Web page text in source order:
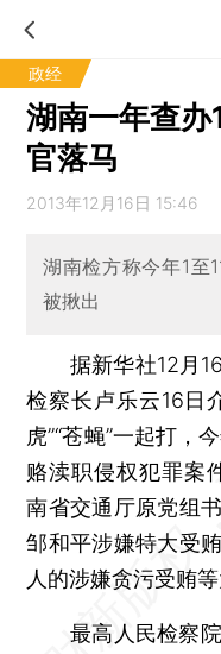
政经
湖南一年查
官落马
2013年12月16日 15:46
湖南检方称今年1至
被揪出
据新华社12月16
检察长卢乐云16日
虎”“苍蝇”一起打，
赂渎职侵权犯罪案
南省交通厅原党组
邹和平涉嫌特大受
人的涉嫌贪污受贿
最高人民检察院